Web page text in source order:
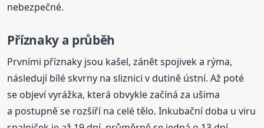
nebezpečné.
Příznaky a průběh
Prvními příznaky jsou kašel, zánět spojivek a rýma,
následují bílé skvrny na sliznici v dutině ústní. Až poté
se objeví vyrážka, která obvykle začíná za ušima
a postupně se rozšíří na celé tělo. Inkubační doba u viru